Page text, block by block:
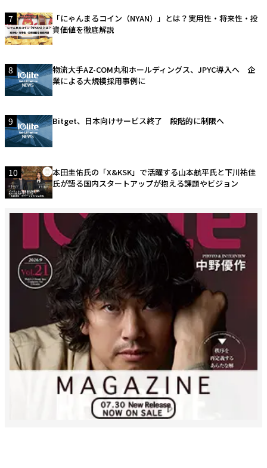
7
「にゃんまるコイン（NYAN）」とは？実用性・将来性・投
資価値を徹底解説
8
物流大手AZ-COM丸和ホールディングス、JPYC導入へ 企
業による大規模採用事例に
9 Bitget、日本向けサービス終了 段階的に制限へ
10
本田圭佑氏の「X&KSK」で活躍する山本航平氏と下川祐佳
氏が語る国内スタートアップが抱える課題やビジョン